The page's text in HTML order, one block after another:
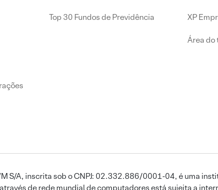
Top 30 Fundos de Previdência XP
Área do
S/A, inscrita sob o CNPJ: 02.332.886/0001-04, é uma
de rede mundial de computadores está sujeita a